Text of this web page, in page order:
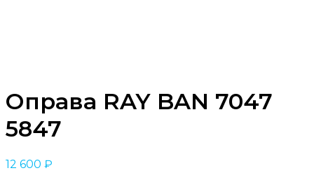
Оправа RAY BAN 7047
5847
12 600 ₽